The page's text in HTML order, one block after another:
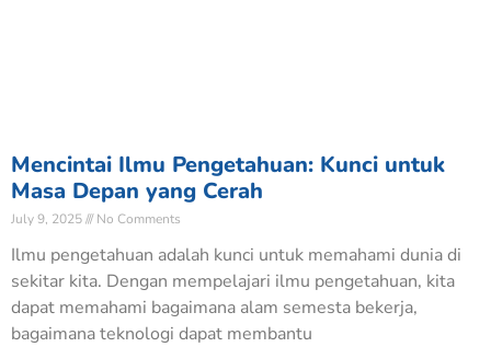
Mencintai Ilmu Pengetahuan: Kunci untuk
Masa Depan yang Cerah
July 9, 2025 No Comments
Ilmu pengetahuan adalah kunci untuk memahami dunia di
sekitar kita. Dengan mempelajari ilmu pengetahuan, kita
dapat memahami bagaimana alam semesta bekerja,
bagaimana teknologi dapat membantu